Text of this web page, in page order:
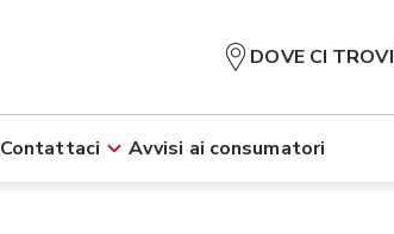
DOVE CI TROVI
Contattaci Avvisi ai consumatori